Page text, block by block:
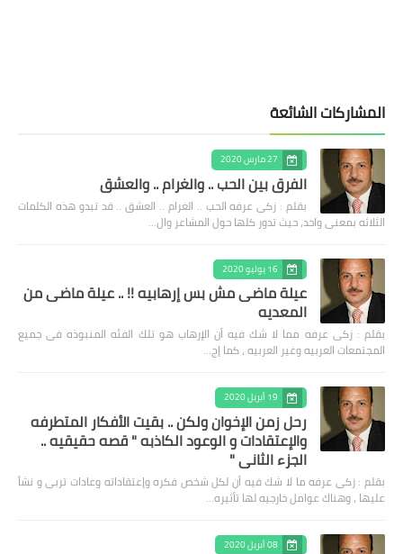
المشاركات الشائعة
27 مارس 2020
الفرق بين الحب .. والغرام .. والعشق
بقلم : زكى عرفه الحب .. الغرام .. العشق .. قد تبدو هذه الكلمات
الثلاثه بمعنى واحد، حيث تدور كلها حول المشاعر وال…
16 يوليو 2020
عيلة ماضى مش بس إرهابيه !! .. عيلة ماضى من
المعديه
بقلم : زكى عرفه مما لا شك فيه أن الإرهاب هو تلك الفئه المنبوذه فى جميع
المجتمعات العربيه وغير العربيه ، كما إج…
19 أبريل 2020
رحل زمن الإخوان ولكن .. بقيت الأفكار المتطرفه
والإعتقادات و الوعود الكاذبه " قصه حقيقيه ..
الجزء الثاني "
بقلم : زكى عرفه ‎ما لا شك فيه أن لكل شخص فكره وإعتقاداته وعادات تربى و نشأ
عليها ، وهناك عوامل خارجيه لها تأثيره…
08 أبريل 2020